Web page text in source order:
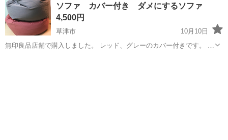
気の工場のお仕事 ◇トラクタ...ソファ カバー付き ダメにするソファ
4,500円
草津市
10月10日
無印良品店舗で購入しました。 レッド、グレーのカバー付きです。 ４